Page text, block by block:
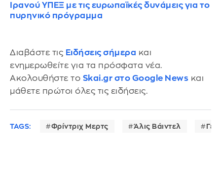
Ιρανού ΥΠΕΞ με τις ευρωπαϊκές δυνάμεις για το
πυρηνικό πρόγραμμα
Διαβάστε τις Ειδήσεις σήμερα και
ενημερωθείτε για τα πρόσφατα νέα.
Ακολουθήστε το Skai.gr στο Google News και
μάθετε πρώτοι όλες τις ειδήσεις.
TAGS: Φρίντριχ Μερτς Άλις Βάιντελ